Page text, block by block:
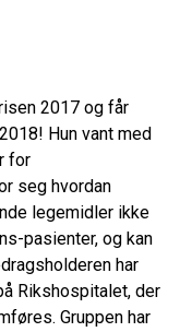
2017 og får
Hun vant med
for
seg hvordan
legemidler ikke
pasienter, og kan
har
Rikshospitalet, der
Gruppen har